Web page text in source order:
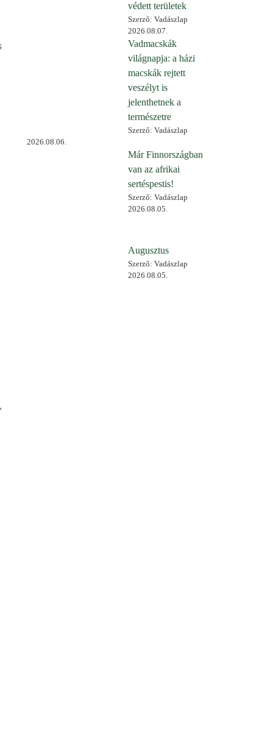
védett területek
Szerző: Vadászlap
2026.08.07.
Vadmacskák
világnapja: a házi
macskák rejtett
veszélyt is
jelenthetnek a
természetre
Szerző: Vadászlap
2026.08.06.
Már Finnországban
van az afrikai
sertéspestis!
Szerző: Vadászlap
2026.08.05.
Augusztus
Szerző: Vadászlap
2026.08.05.